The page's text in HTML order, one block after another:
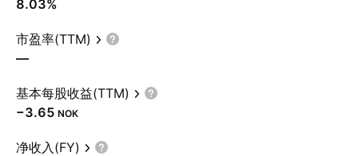
8.03%
市盈率(TTM)
—
基本每股收益(TTM)
−3.65 NOK
净收入(FY)